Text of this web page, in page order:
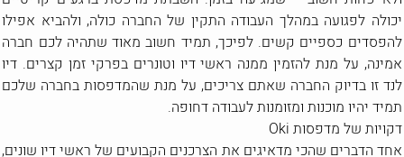
יכולה לפגועה במהלך העבודה התקין של החברה כולה, ולהביא אפילו
להפסדים כספיים קשים. לפיכך, תמיד חשוב מאוד שתהיה לכם חברה
אמינה, על מנת להזמין ממנה ראשי דיו וטונרים בפרקי זמן קצרים. דיו
לנד זו בדיוק החברה שאתם צריכים, על מנת שהמדפסות בחברה שלכם
תמיד יהיו מוכנות ומזומנות לעבודה דחופה.
דקויות של מדפסות Oki
אחד הדברים שהכי מדאיגים את הצרכנים הקבועים של ראשי דיו שונים,